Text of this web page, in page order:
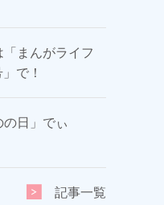
まんがライフ
で！
日」でぃ
記事一覧